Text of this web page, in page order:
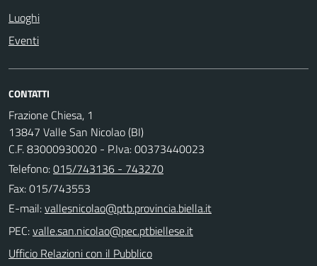
Luoghi
Eventi
CONTATTI
Frazione Chiesa, 1
13847 Valle San Nicolao (BI)
C.F. 83000930020 - P.Iva: 00373440023
Telefono:015/743136 - 743270
Fax: 015/743553
E-mail:
PEC:
Ufficio Relazioni con il Pubblico